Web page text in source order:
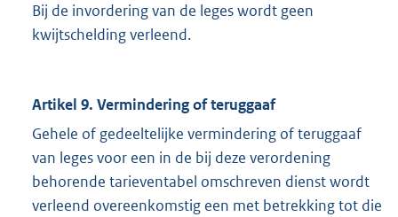
Bij de invordering van de leges wordt geen
kwijtschelding verleend.
Artikel 9. Vermindering of teruggaaf
Gehele of gedeeltelijke vermindering of teruggaaf
van leges voor een in de bij deze verordening
behorende tarieventabel omschreven dienst wordt
verleend overeenkomstig een met betrekking tot die